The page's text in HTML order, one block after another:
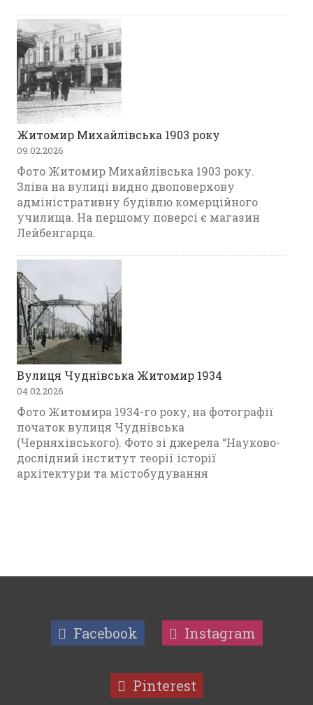
Житомир Михайлівська 1903 року
09.02.2026
Фото Житомир Михайлівська 1903 року.
Зліва на вулиці видно двоповерхову
адміністративну будівлю комерційного
училища. На першому поверсі є магазин
Лейбенгарца.
Вулиця Чуднівська Житомир 1934
04.02.2026
Фото Житомира 1934-го року, на фотографії
початок вулиця Чуднівська
(Черняхівського). Фото зі джерела “Науково-
дослідний інститут теорії історії
архітектури та містобудування
Facebook Instagram
Pinterest